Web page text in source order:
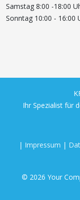
Samstag 8:00 -18:00
Sonntag 10:00 - 16:00
Ihr Spezialist für
| Impressum |
© 2026 Your